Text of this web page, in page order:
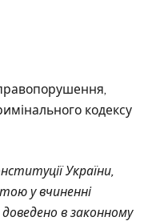
кодексу
України,
у вчиненні
доведено в законному